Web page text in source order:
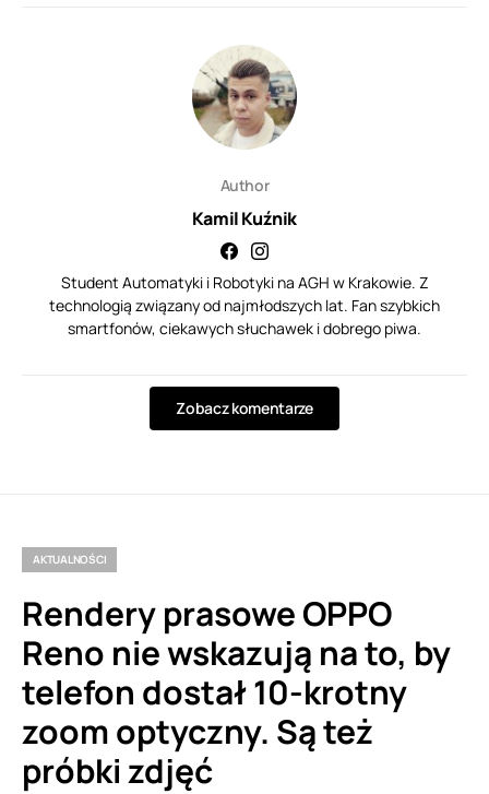
Author
Kamil Kuźnik
Student Automatyki i Robotyki na AGH w Krakowie. Z
technologią związany od najmłodszych lat. Fan szybkich
smartfonów, ciekawych słuchawek i dobrego piwa.
Zobacz komentarze
AKTUALNOŚCI
Rendery prasowe OPPO
Reno nie wskazują na to, by
telefon dostał 10-krotny
zoom optyczny. Są też
próbki zdjęć